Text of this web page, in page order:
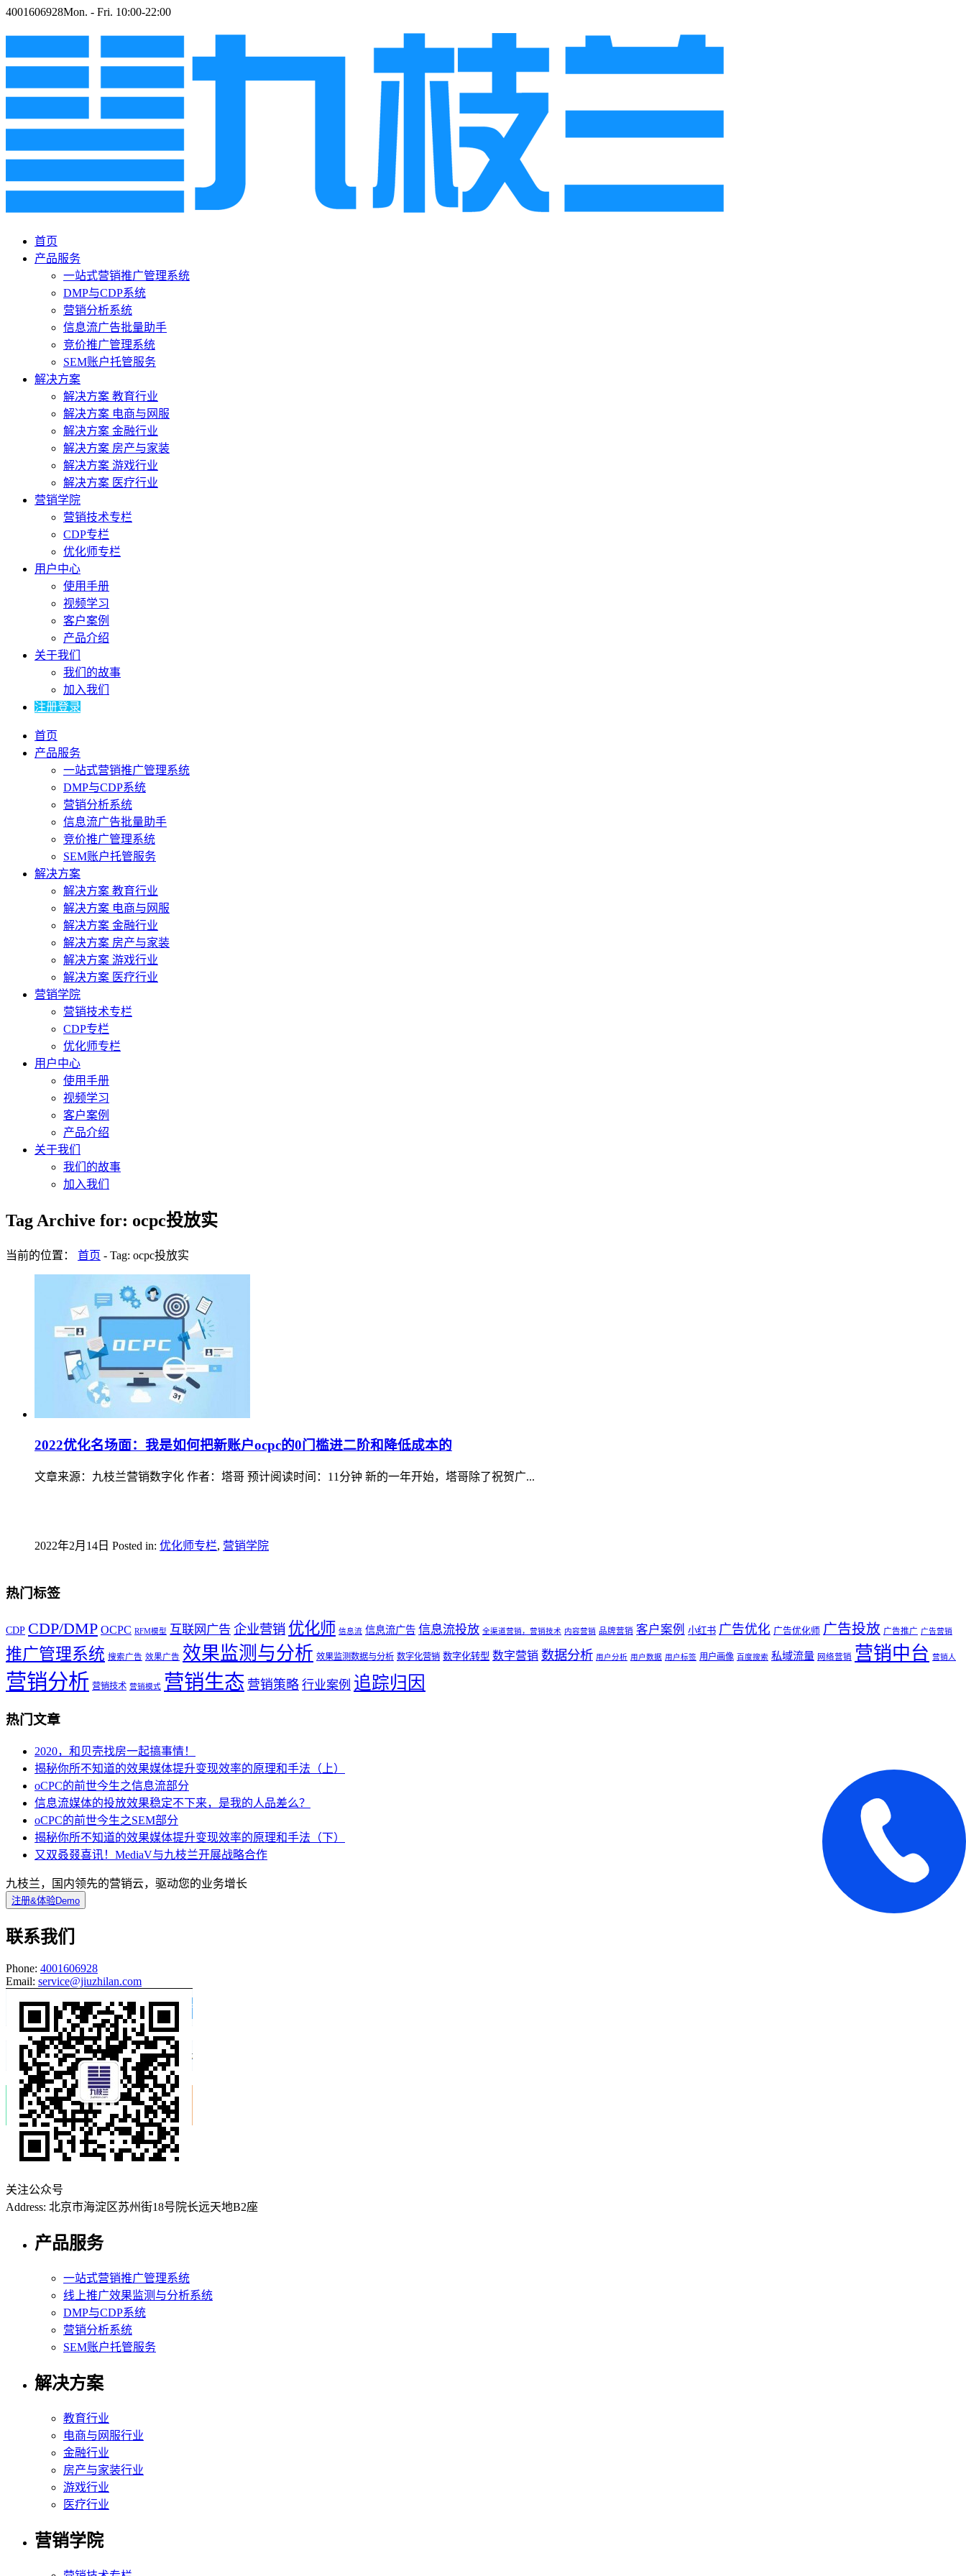
4001606928Mon. - Fri. 10:00-22:00
首页
产品服务
一站式营销推广管理系统
DMP与CDP系统
营销分析系统
信息流广告批量助手
竞价推广管理系统
SEM账户托管服务
解决方案
解决方案 教育行业
解决方案 电商与网服
解决方案 金融行业
解决方案 房产与家装
解决方案 游戏行业
解决方案 医疗行业
营销学院
营销技术专栏
CDP专栏
优化师专栏
用户中心
使用手册
视频学习
客户案例
产品介绍
关于我们
我们的故事
加入我们
注册登录
首页
产品服务
一站式营销推广管理系统
DMP与CDP系统
营销分析系统
信息流广告批量助手
竞价推广管理系统
SEM账户托管服务
解决方案
解决方案 教育行业
解决方案 电商与网服
解决方案 金融行业
解决方案 房产与家装
解决方案 游戏行业
解决方案 医疗行业
营销学院
营销技术专栏
CDP专栏
优化师专栏
用户中心
使用手册
视频学习
客户案例
产品介绍
关于我们
我们的故事
加入我们
Tag Archive for: ocpc投放实
当前的位置： 首页 - Tag: ocpc投放实
2022优化名场面：我是如何把新账户ocpc的0门槛进二阶和降低成本的
文章来源：九枝兰营销数字化 作者：塔哥 预计阅读时间：11分钟 新的一年开始，塔哥除了祝贺广...
2022年2月14日 Posted in: 优化师专栏, 营销学院
热门标签
CDP CDP/DMP OCPC RFM模型 互联网广告 企业营销 优化师 信息流 信息流广告 信息流投放 全渠道营销，营销技术 内容营销 品牌营销 客户案例 小红书 广告优化 广告优化师 广告投放 广告推广 广告营销
推广管理系统 搜索广告 效果广告 效果监测与分析 效果监测数据与分析 数字化营销 数字化转型 数字营销 数据分析 用户分析 用户数据 用户标签 用户画像 百度搜索 私域流量 网络营销 营销中台 营销人
营销分析 营销技术 营销模式 营销生态 营销策略 行业案例 追踪归因
热门文章
2020，和贝壳找房一起搞事情！
揭秘你所不知道的效果媒体提升变现效率的原理和手法（上）
oCPC的前世今生之信息流部分
信息流媒体的投放效果稳定不下来，是我的人品差么？
oCPC的前世今生之SEM部分
揭秘你所不知道的效果媒体提升变现效率的原理和手法（下）
又双叒叕喜讯！MediaV与九枝兰开展战略合作
九枝兰，国内领先的营销云，驱动您的业务增长
注册&体验Demo
联系我们
Phone: 4001606928
Email: service@jiuzhilan.com
关注公众号
Address: 北京市海淀区苏州街18号院长远天地B2座
产品服务
一站式营销推广管理系统
线上推广效果监测与分析系统
DMP与CDP系统
营销分析系统
SEM账户托管服务
解决方案
教育行业
电商与网服行业
金融行业
房产与家装行业
游戏行业
医疗行业
营销学院